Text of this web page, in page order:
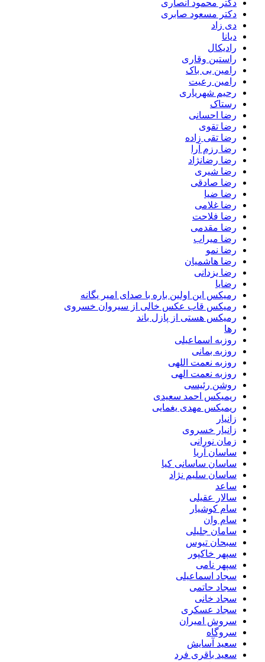
دکتر محمود انصاری
دکتر مسعود صابری
دی زاد
دیانا
رادیکال
راستین وقاری
رامین بی باک
رامین رعیت
رحیم شهریاری
رستاک
رضا احسانی
رضا تقوی
رضا تقی زاده
رضا رزم آرا
رضا رضانژاد
رضا شیری
رضا صادقی
رضا ضیا
رضا غلامی
رضا فلاحت
رضا مقدمی
رضا میراب
رضا نمو
رضا هاشمیان
رضا یزدانی
رضایا
رمیکس این اولین باره با صدای امیر یگانه
رمیکس قاب عکس خالی از سیروان خسروی
رمیکس هستی از پازل باند
رها
روزبه اسماعیلی
روزبه بمانی
روزبه نعمت اللهی
روزبه نعمت الهی
روشن رئیسی
ریمیکس احمد سعیدی
ریمیکس مهدی یغمایی
زانیار
زانیار خسروی
زمان نورانی
ساسان آریا
ساسان ساسانی کیا
ساسان سلیم نژاد
ساعد
سالار عقیلی
سام کوشیار
سام وان
سامان جلیلی
سبحان تیوس
سپهر خاکپور
سپهر نامی
سجاد اسماعیلی
سجاد حاتمی
سجاد خانی
سجاد عسکری
سروش امیران
سروگاه
سعید آسایش
سعید باقری فرد